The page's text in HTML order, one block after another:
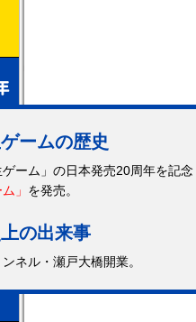
ームの歴史
ゲーム」の日本発売20周年を記念
」 を発売。
の出来事
ネル・瀬戸大橋開業。